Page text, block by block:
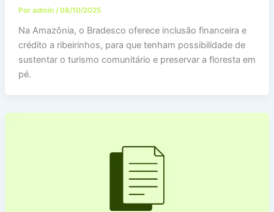
Por admin /08/10/2025
Na Amazônia, o Bradesco oferece inclusão financeira e
crédito a ribeirinhos, para que tenham possibilidade de
sustentar o turismo comunitário e preservar a floresta em
pé.